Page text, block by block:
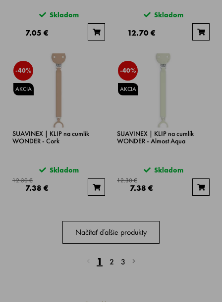
Skladom
7.05 €
Skladom
12.70 €
-40%
AKCIA
SUAVINEX | KLIP na cumlík
WONDER - Cork
Skladom
12.30 €
7.38 €
-40%
AKCIA
SUAVINEX | KLIP na cumlík
WONDER - Almost Aqua
Skladom
12.30 €
7.38 €
Načítať ďalšie produkty
1 2 3